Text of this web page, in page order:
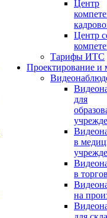
Центр
Центр
Тарифы ИТС
Проектирование и
для
в
в
на